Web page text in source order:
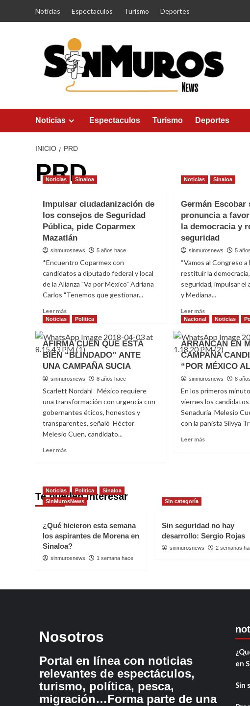
Noticias Espectaculos Turismo Deportes
Noticias Espectaculos Turismo Deportes
INICIO PRD
PRD
Noticias Sinaloa
Impulsar ciudadanización de
los consejos de Seguridad
Pública, pide Coparmex
Mazatlán
sinmurosnews 5 años hace
*Encuentro Coparmex con
candidatos a diputado federal y local
de la Alianza "Va por México" Adriana
Carlos "Tenemos que gestionar...
Leer más
more
Impulsar
ciudadanización
de
los
consejos
Seguridad
Pública,
pide
Coparmex
Mazatlán
Noticias Sinaloa
Germán Escobar
pronuncia a
la democracia y
seguridad
sinmurosnews 5
“Vamos al Congreso a
restituir la
seguridad, impulsar el
y Mediana...
Leer más
more
Germán
Escobar
se
pronuncia
de
restituir
la
democracia
recuperar
Noticias Politica
AFIRMA CUEN QUE ESTÁ
BIEN “BLINDADO” ANTE
UNA CAMPAÑA SUCIA
sinmurosnews 8 años hace
Scarlett Nordahl México requiere
una transformación con urgencia con
gobernantes éticos, honestos y
transparentes, señaló Héctor
Melesio Cuen, candidato...
Leer más
CUEN
QUE
ESTÁ
“BLINDADO”
ANTE
CAMPAÑA
SUCIA
Nacional Noticias
ARRANCAN EN
CAMPAÑA
“POR MÉXICO
sinmurosnews 8
En los primeros
viernes los candidatos
Senaduria Melesio
con la panista Silvya
Leer más
MÉXICO
FRENTE”
Te pueden interesar
Noticias Politica
Sinaloa
SinMurosNews
¿Qué hicieron esta semana
los aspirantes de Morena en
Sinaloa?
sinmurosnews 1 semana hace
Sin categoría
Sin seguridad no hay
desarrollo: Sergio Rojas
sinmurosnews 2 semanas
Nosotros
Portal en línea con noticias
relevantes de espectáculos,
turismo, política, pesca,
migración…Forma parte de una
en
Sin